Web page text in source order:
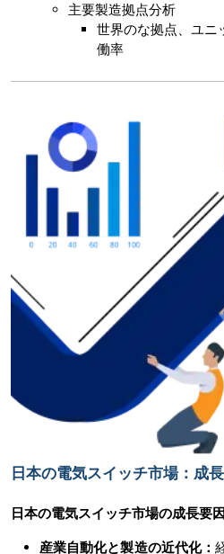
主要製造拠点分析
世界のな拠点、ユニ
働率
日本の電気スイッチ市場：成
日本の電気スイッチ市場の成長要
産業自動化と製造の近代化：